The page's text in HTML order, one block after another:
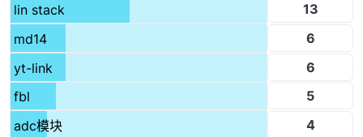
lin stack
13
md14
6
yt-link
6
fbl
5
adc模块
4